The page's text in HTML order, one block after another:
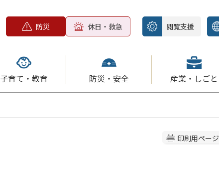
防災 休日・救急 閲覧支援
子育て・教育 防災・安全 産業・しごと
印刷用ページ